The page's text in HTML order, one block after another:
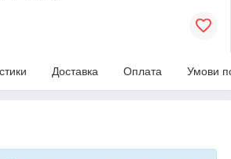
Доставка Оплата Умови